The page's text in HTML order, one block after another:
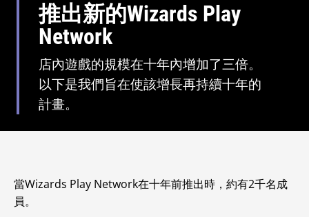
推出新的Wizards Play
Network
店內遊戲的規模在十年內增加了三倍。
以下是我們旨在使該增長再持續十年的
計畫。
當Wizards Play Network在十年前推出時，約有2千名成
員。